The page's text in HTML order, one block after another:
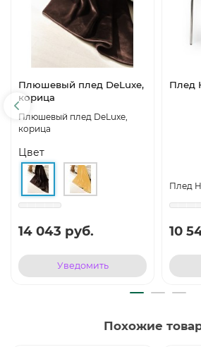
Плюшевый плед DeLuxe,
корица
Плюшевый плед DeLuxe,
корица
Цвет
14 043 руб.
Уведомить
Плед
Плед
10
Похожие